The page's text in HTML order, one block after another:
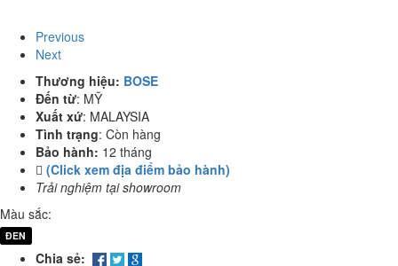
Previous
Next
Thương hiệu: BOSE
Đến từ: MỸ
Xuất xứ: MALAYSIA
Tình trạng: Còn hàng
Bảo hành: 12 tháng
(Click xem địa điểm bảo hành)
Trải nghiệm tại showroom
Màu sắc:
ĐEN
Chia sẻ: